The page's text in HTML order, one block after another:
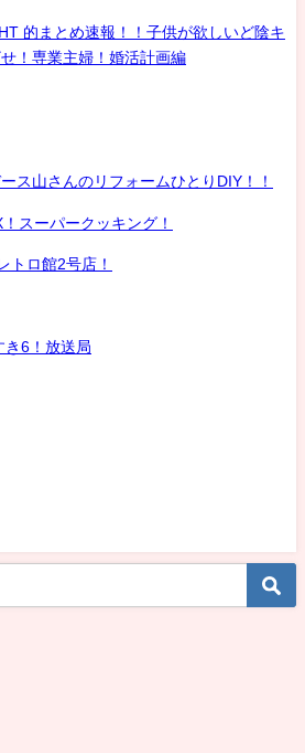
的まとめ速報！！子供が欲しいど陰キ
！専業主婦！婚活計画編
ス山さんのリフォームひとりDIY！！
スーパークッキング！
トロ館2号店！
き6！放送局